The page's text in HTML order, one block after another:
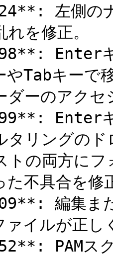
左側のナ
を修正。
Enterキ
やTabキーで
ダーのアク
Enterキ
タリングの
トの両方に
た不具合を修
編集また
ァイルが正し
PAMスク